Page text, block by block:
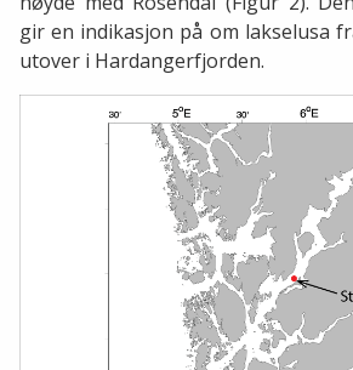
gir en indikasjon på om lakselusa
utover i Hardangerfjorden.